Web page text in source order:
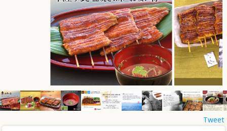
Tweet